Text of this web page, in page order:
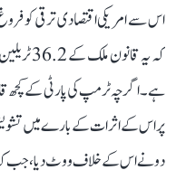
اس سے امریکی اقتصادی ترقی کو فروغ
ہے۔ اگرچہ ٹرمپ کی پارٹی کے
دو نے اس کے خلاف ووٹ دیا، جب کہ تمام 212 ڈیموکریٹس نے اس